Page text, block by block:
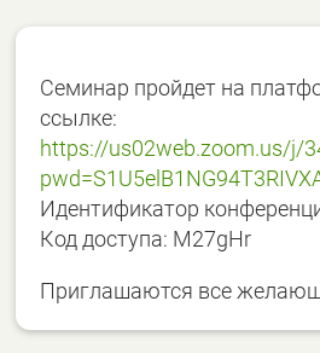
Семинар пройдет на
ссылке:
https://us02web.zoom.us/j/
Идентификатор
Код доступа: M27gHr
Приглашаются все